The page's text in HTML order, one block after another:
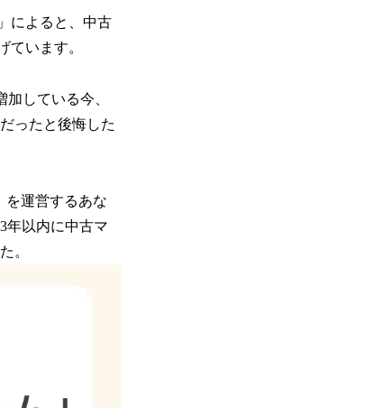
によると、中古
ています。
している今、
ったと後悔した
を運営するあな
年以内に中古マ
。